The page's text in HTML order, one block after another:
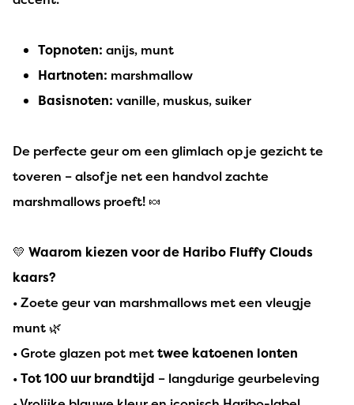
Topnoten: anijs, munt
Hartnoten: marshmallow
Basisnoten: vanille, muskus, suiker
De perfecte geur om een glimlach op je gezicht te
toveren – alsof je net een handvol zachte
marshmallows proeft! 🍬
💛 Waarom kiezen voor de Haribo Fluffy Clouds
kaars?
• Zoete geur van marshmallows met een vleugje
munt 🌿
• Grote glazen pot mettwee katoenen lonten
•Tot 100 uur brandtijd – langdurige geurbeleving